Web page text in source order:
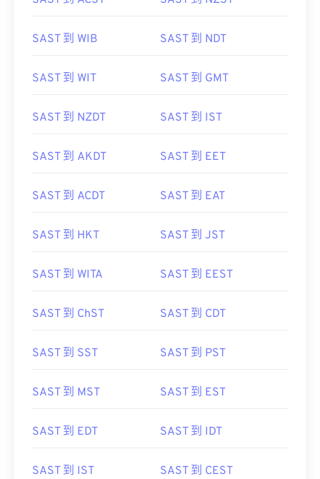
SAST 到 WIB SAST 到 NDT
SAST 到 WIT SAST 到 GMT
SAST 到 NZDT SAST 到 IST
SAST 到 AKDT SAST 到 EET
SAST 到 ACDT SAST 到 EAT
SAST 到 HKT SAST 到 JST
SAST 到 WITA SAST 到 EEST
SAST 到 ChST SAST 到 CDT
SAST 到 SST SAST 到 PST
SAST 到 MST SAST 到 EST
SAST 到 EDT SAST 到 IDT
SAST 到 IST SAST 到 CEST